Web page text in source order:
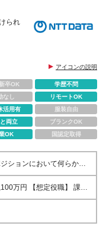
られ
アイコンの説明
卒OK
学歴不問
なし
リモートOK
活用有
服装自由
両立
ブランクOK
OK 国認定取得
ションにおいて何らかの
地図データを活用した業
ョン営業経験 ・パッケー
ス型ソリューションの戦
役職】 課長
決定します。 ※詳細は面接